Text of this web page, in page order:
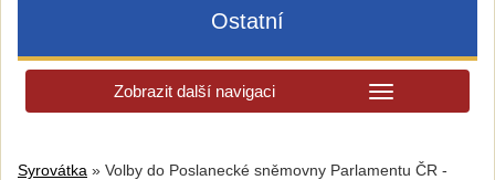
Ostatní
Zobrazit další navigaci
Syrovátka » Volby do Poslanecké sněmovny Parlamentu ČR -